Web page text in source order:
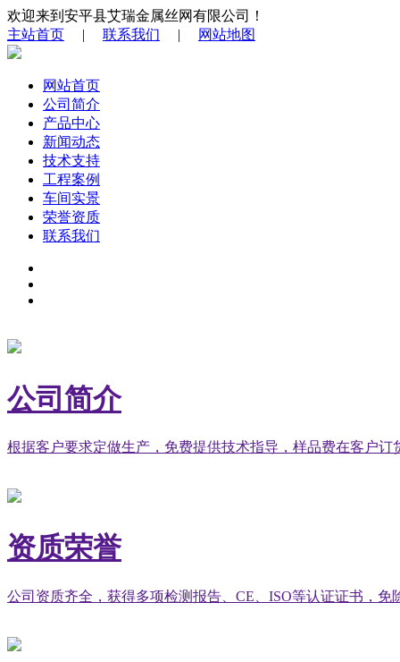
欢迎来到安平县艾瑞金属丝网有限公司！
主站首页 | 联系我们 | 网站地图
网站首页
公司简介
产品中心
新闻动态
技术支持
工程案例
车间实景
荣誉资质
联系我们
公司简介
根据客户要求定做生产，免费提供技术指导，样品费在客户
资质荣誉
公司资质齐全，获得多项检测报告、CE、ISO等认证证书，